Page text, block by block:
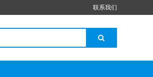
联系我们